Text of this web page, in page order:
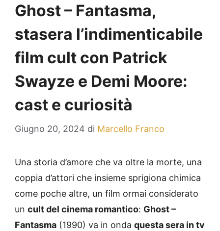
Ghost – Fantasma,
stasera l’indimenticabile
film cult con Patrick
Swayze e Demi Moore:
cast e curiosità
Giugno 20, 2024 di Marcello Franco
Una storia d’amore che va oltre la morte, una
coppia d’attori che insieme sprigiona chimica
come poche altre, un film ormai considerato
un cult del cinema romantico: Ghost –
Fantasma (1990) va in onda questa sera in tv